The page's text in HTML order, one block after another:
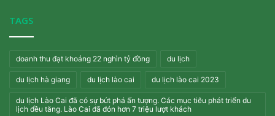
TAGS
doanh thu đạt khoảng 22 nghìn tỷ đồng du lịch
du lịch hà giang du lịch lào cai du lịch lào cai 2023
du lịch Lào Cai đã có sự bứt phá ấn tượng. Các mục tiêu phát triển du
lịch đều tăng. Lào Cai đã đón hơn 7 triệu lượt khách